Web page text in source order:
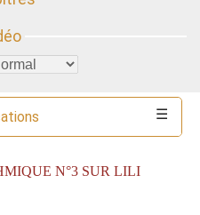
N°3 SUR LILI